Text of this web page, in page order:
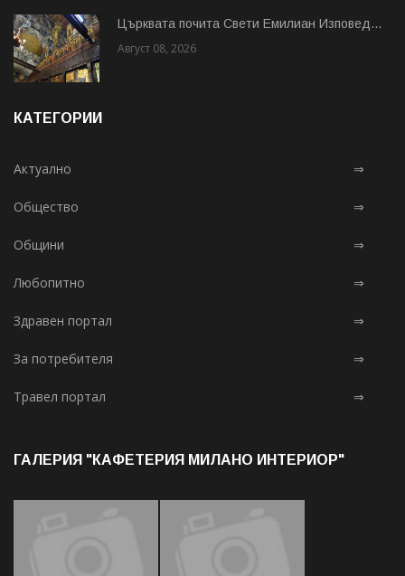
Църквата почита Свeти Емилиан Изповед...
Август 08, 2026
КАТЕГОРИИ
Актуално ⇒
Общество ⇒
Общини ⇒
Любопитно ⇒
Здравен портал ⇒
За потребителя ⇒
Травел портал ⇒
ГАЛЕРИЯ "КАФЕТЕРИЯ МИЛАНО ИНТЕРИОР"